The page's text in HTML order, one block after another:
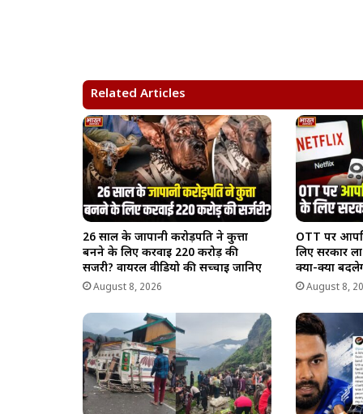
A
p
p
o
o
k
r
a
m
i
k
Related Articles
26 साल के जापानी करोड़पति ने कुत्ता
बनने के लिए करवाई 220 करोड़ की
सर्जरी? वायरल वीडियो की सच्चाई जानिए
August 8, 2026
OTT पर
लिए सरकार
क्या-क्या
August 8,